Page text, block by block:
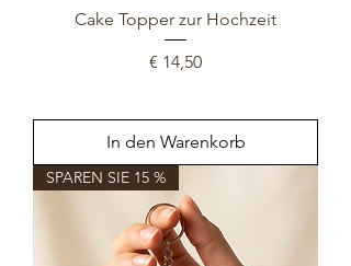
Cake Topper zur Hochzeit
Preis
€ 14,50
In den Warenkorb
SPAREN SIE 15 %